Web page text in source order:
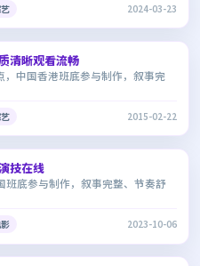
2024-03-23
清晰观看流畅
，中国香港班底参与制作，叙事完
2015-02-22
技在线
班底参与制作，叙事完整、节奏舒
2023-10-06